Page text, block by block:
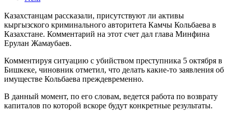
Казахстанцам рассказали, присутствуют ли активы
кыргызского криминального авторитета Камчы Кольбаева в
Казахстане. Комментарий на этот счет дал глава Минфина
Ерулан Жамаубаев.
Комментируя ситуацию с убийством преступника 5 октября в
Бишкеке, чиновник отметил, что делать какие-то заявления об
имуществе Кольбаева преждевременно.
В данный момент, по его словам, ведется работа по возврату
капиталов по которой вскоре будут конкретные результаты.